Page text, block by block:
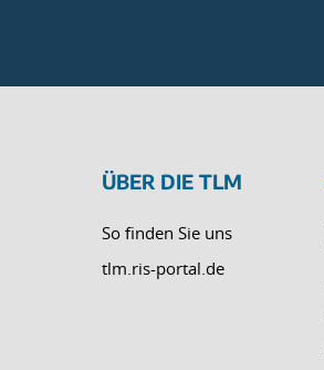
ÜBER DIE TLM
So finden Sie uns
tlm.ris-portal.de